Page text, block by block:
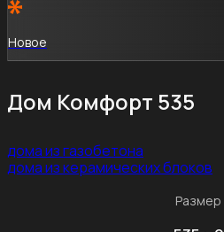
Новое
Дом Комфорт 535
дома из газобетона
дома из керамических блоков
Размер